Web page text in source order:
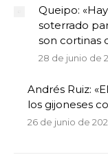
Queipo:
soterrado
son cortinas
28 de junio de
Andrés Ruiz:
los gijoneses
26 de junio de